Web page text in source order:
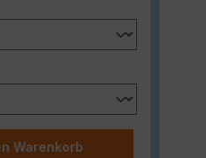
den
Warenkorb